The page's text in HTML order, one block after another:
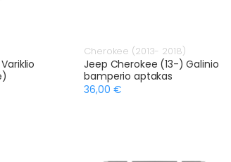
Cherokee (2013- 2018)
Jeep Cherokee (13-) Galinio
bamperio aptakas
36,00 €